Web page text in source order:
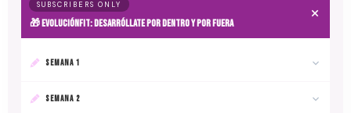
SUBSCRIBERS ONLY
🎁 EvoluciónFit: desarróllate por dentro y por fuera
SEMANA 1
SEMANA 2